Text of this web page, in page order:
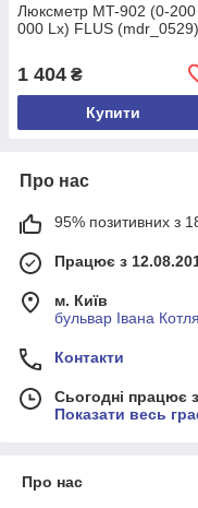
Люксметр MT-902 (0-200
000 Lx) FLUS (mdr_0529)
1 404 ₴
Купити
Про нас
95% позитивних з
Працює з
м. Київ
бульвар Івана
Контакти
Сьогодні працює
Показати весь
Про нас